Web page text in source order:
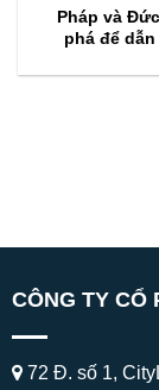
Pháp và
phá để
CÔNG TY CỔ
72 Đ. số 1,